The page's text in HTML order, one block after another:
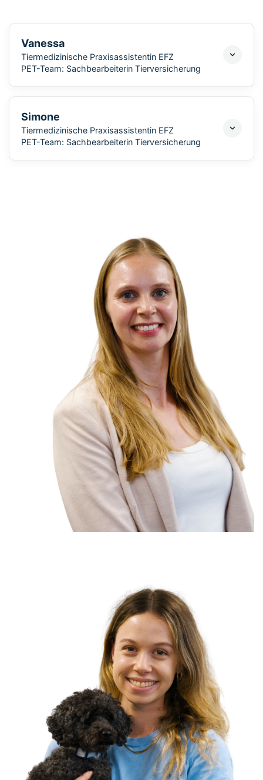
Vanessa
Tiermedizinische Praxisassistentin EFZ
PET-Team: Sachbearbeiterin Tierversicherung
Simone
Tiermedizinische Praxisassistentin EFZ
PET-Team: Sachbearbeiterin Tierversicherung